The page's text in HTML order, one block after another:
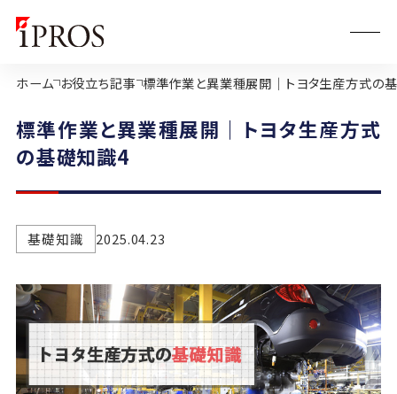
ホーム お役立ち記事 標準作業と異業種展開｜トヨタ生産方式の
標準作業と異業種展開｜トヨタ生産方式
の基礎知識4
基礎知識 2025.04.23